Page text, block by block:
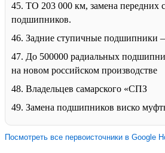
45. ТО 203 000 км, замена передних
подшипников.
46. Задние ступичные подшипники
47. До 500000 радиальных
на новом российском производстве
48. Владельцев самарского «СПЗ
49. Замена подшипников виско
Посмотреть все первоисточники в Google